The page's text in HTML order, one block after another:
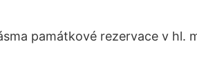
památkové rezervace v hl.